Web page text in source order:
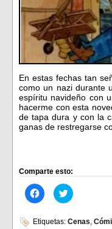
En estas fechas tan
como un nazi durante
espíritu navideño con
hacerme con esta
de tapa dura y con la
ganas de restregarse
Comparte esto:
Haz
clic
en
Haz
clic
en
Etiquetas: Cenas,